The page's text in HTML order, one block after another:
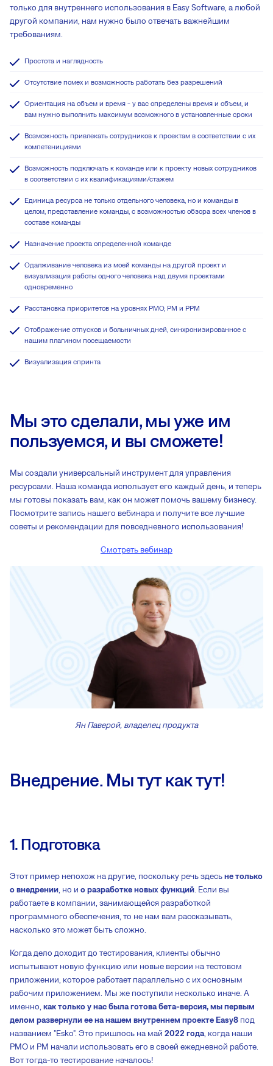
только для внутреннего использования в Easy Software, а любой
другой компании, нам нужно было отвечать важнейшим
требованиям.
Простота и наглядность
Отсутствие помех и возможность работать без разрешений
Ориентация на объем и время - у вас определены время и объем, и
вам нужно выполнить максимум возможного в установленные сроки
Возможность привлекать сотрудников к проектам в соответствии с их
компетенициями
Возможность подключать к команде или к проекту новых сотрудников
в соответствии с их квалификациями/стажем
Единица ресурса не только отдельного человека, но и команды в
целом, представление команды, с возможностью обзора всех членов в
составе команды
Назначение проекта определенной команде
Одалживание человека из моей команды на другой проект и
визуализация работы одного человека над двумя проектами
одновременно
Расстановка приоритетов на уровнях PMO, PM и PPM
Отображение отпусков и больничных дней, синхронизированное с
нашим плагином посещаемости
Визуализация спринта
Мы это сделали, мы уже им
пользуемся, и вы сможете!
Мы создали универсальный инструмент для управления
ресурсами. Наша команда использует его каждый день, и теперь
мы готовы показать вам, как он может помочь вашему бизнесу.
Посмотрите запись нашего вебинара и получите все лучшие
советы и рекомендации для повседневного использования!
Смотреть вебинар
Ян Паверой, владелец продукта
Внедрение. Мы тут как тут!
1. Подготовка
Этот пример непохож на другие, поскольку речь здесьне только
о внедрении , но и о разработке новых функций . Если вы
работаете в компании, занимающейся разработкой
программного обеспечения, то не нам вам рассказывать,
насколько это может быть сложно.
Когда дело доходит до тестирования, клиенты обычно
испытывают новую функцию или новые версии на тестовом
приложении, которое работает параллельно с их основным
рабочим приложением. Мы же поступили несколько иначе. А
именно, как только у нас была готова бета-версия, мы первым
делом развернули ее на нашем внутреннем проекте Easy8 под
названием "Esko". Это пришлось на май 2022 года, когда наши
PMO и PM начали использовать его в своей ежедневной работе.
Вот тогда-то тестирование началось!